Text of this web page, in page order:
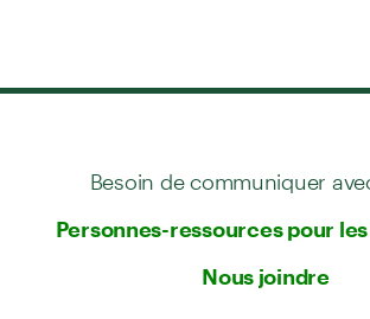
Besoin de communiquer
Personnes-ressources pour
Nous joindre